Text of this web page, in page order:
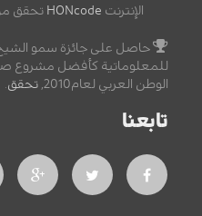
الإنترنت HONcode تحقق
حاصل على جائزة سمو
للمعلوماتية كأفضل مشروع
الوطن العربي لعام2010,
تحقق
تابعنا